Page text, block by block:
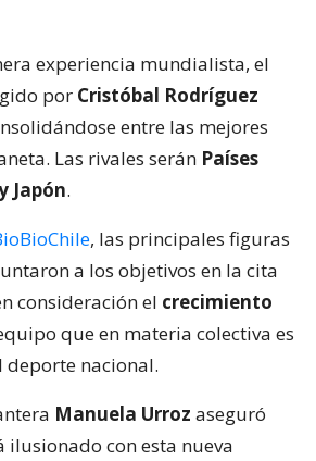
experiencia mundialista, el
por Cristóbal Rodríguez
entre las mejores
Las rivales serán Países
Japón.
, las principales figuras
a los objetivos en la cita
consideración el crecimiento
que en materia colectiva es
deporte nacional.
Manuela Urroz aseguró
ilusionado con esta nueva